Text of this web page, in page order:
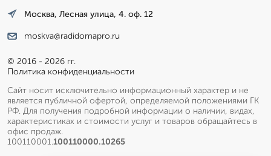
Москва, Лесная улица, 4. оф. 12
moskva@radidomapro.ru
© 2016 - 2026 гг.
Политика конфиденциальности
Сайт носит исключительно информационный характер и не
является публичной офертой, определяемой положениями ГК
РФ. Для получения подробной информации о наличии, видах,
характеристиках и стоимости услуг и товаров обращайтесь в
офис продаж.
100110001.100110000.10265